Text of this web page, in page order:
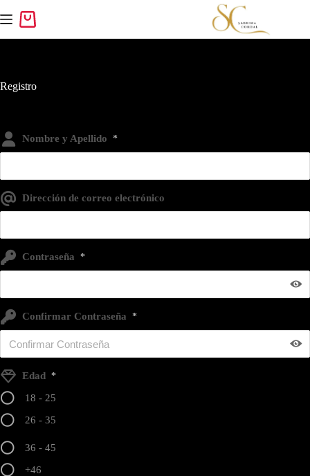
Registro
Nombre y Apellido *
Dirección de correo electrónico
Contraseña *
Confirmar Contraseña *
Edad *
18 - 25
26 - 35
36 - 45
+46